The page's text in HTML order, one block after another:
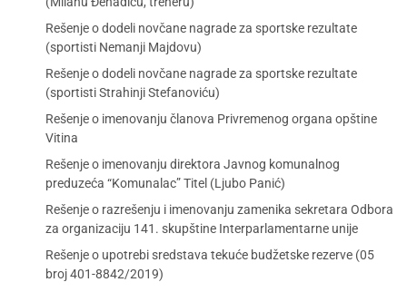
Rešenje o dodeli novčane nagrade za sportske rezultate
(sportisti Nemanji Majdovu)
Rešenje o dodeli novčane nagrade za sportske rezultate
(sportisti Strahinji Stefanoviću)
Rešenje o imenovanju članova Privremenog organa opštine
Vitina
Rešenje o imenovanju direktora Javnog komunalnog
preduzeća “Komunalac” Titel (Ljubo Panić)
Rešenje o razrešenju i imenovanju zamenika sekretara Odbora
za organizaciju 141. skupštine Interparlamentarne unije
Rešenje o upotrebi sredstava tekuće budžetske rezerve (05
broj 401-8842/2019)